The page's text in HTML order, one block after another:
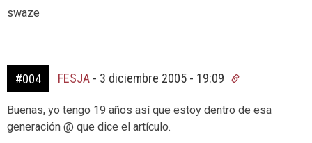
swaze
#004 FESJA - 3 diciembre 2005 - 19:09
Buenas, yo tengo 19 años así que estoy dentro de esa
generación @ que dice el artículo.